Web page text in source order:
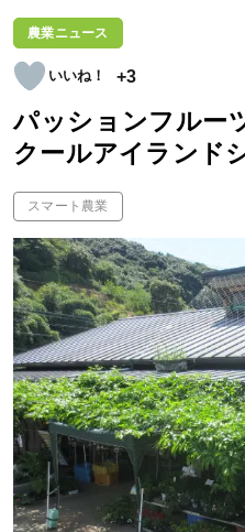
農業ニュース
+3
パッションフルー
クールアイランド
スマート農業